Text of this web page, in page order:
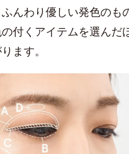
んわり優しい発色のも
付くアイテムを選んだ
ます。